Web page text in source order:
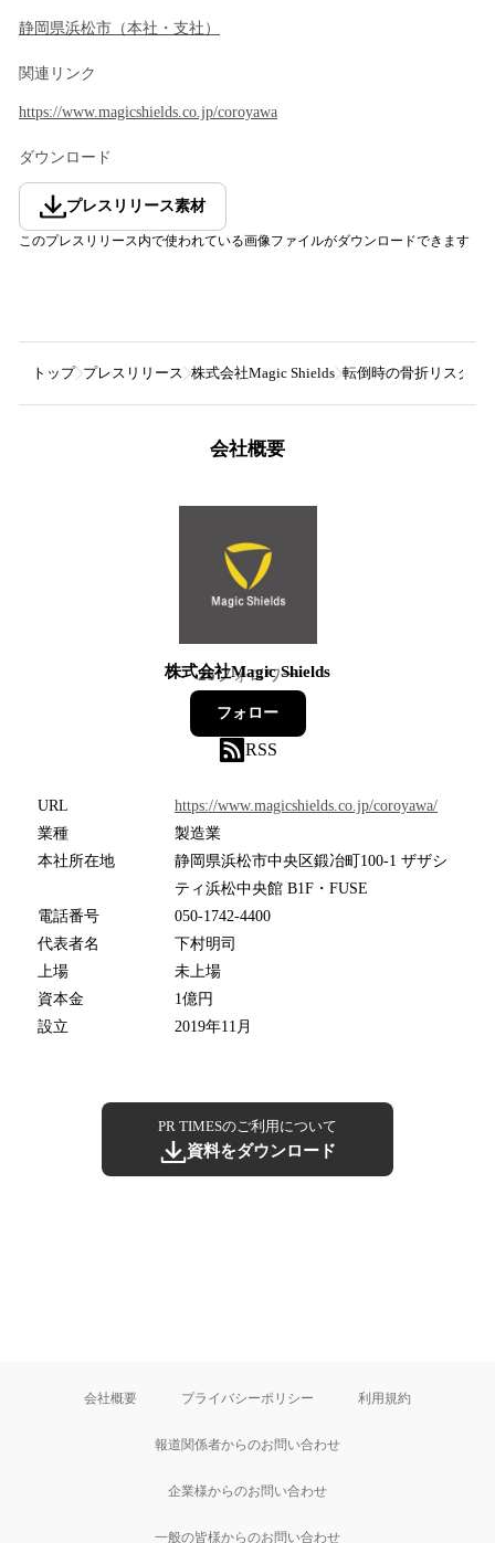
静岡県浜松市 （本社・支社 ）
関連リンク
https://www.magicshields.co.jp/coroyawa
ダウンロード
プレスリリース素材
このプレスリリース内で使われている画像ファイルがダウンロードできます
トップ プレスリリース 株式会社Magic Shields 転倒時の骨折リスクを
会社概要
株式会社Magic Shields
26フォロワー
フォロー
RSS
URL
https://www.magicshields.co.jp/coroyawa/
業種
製造業
本社所在地
静岡県浜松市中央区鍛冶町100-1 ザザシ
ティ浜松中央館 B1F・FUSE
電話番号
050-1742-4400
代表者名
下村明司
上場
未上場
資本金
1億円
設立
2019年11月
PR TIMESのご利用について
資料をダウンロード
会社概要 プライバシーポリシー 利用規約
報道関係者からのお問い合わせ
企業様からのお問い合わせ
一般の皆様からのお問い合わせ